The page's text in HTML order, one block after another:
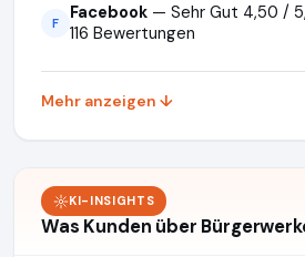
F Facebook — Sehr Gut 4,50 /
116 Bewertungen
Mehr anzeigen ↓
KI-INSIGHTS
Was Kunden über